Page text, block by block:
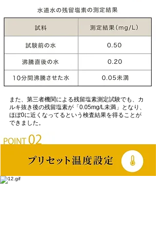
また、第三者機関による残留塩素測定試験でも、カ
ルキ抜き後の残留塩素が「0.05mg/L未満」となり、
ほぼ0に近くなってるという検査結果を得ることが
できました。